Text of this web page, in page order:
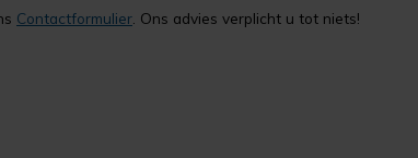
Contactformulier . Ons advies verplicht u tot niets!